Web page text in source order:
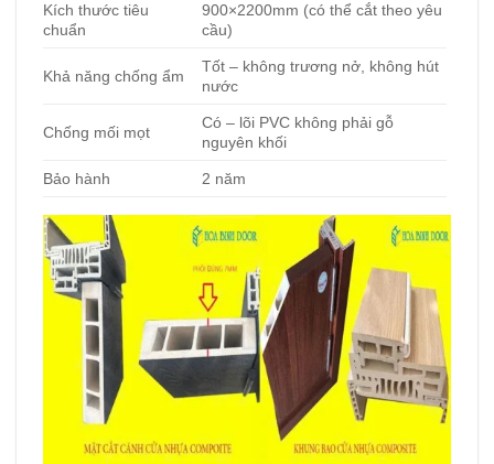
Kích thước tiêu
chuẩn
900×2200mm (có thể cắt theo yêu
cầu)
Khả năng chống ẩm
Tốt – không trương nở, không hút
nước
Chống mối mọt
Có – lõi PVC không phải gỗ
nguyên khối
Bảo hành 2 năm